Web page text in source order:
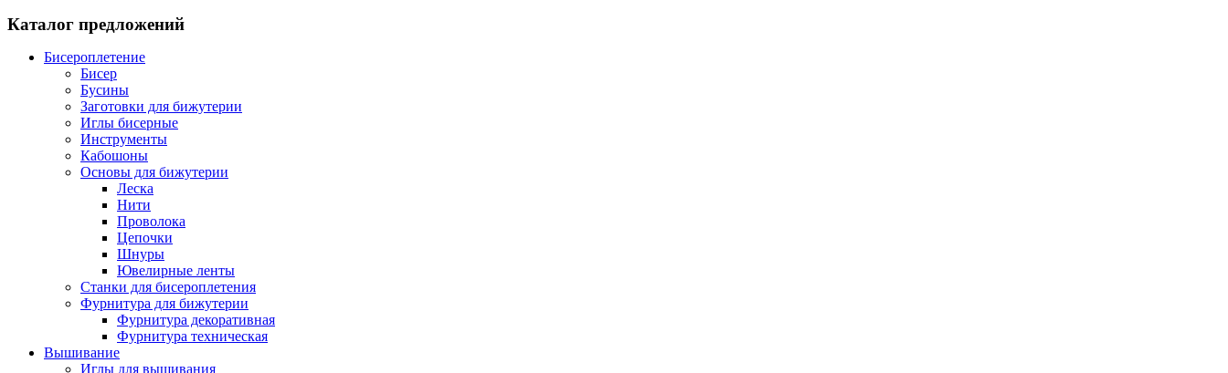
Каталог предложений
Бисероплетение
Бисер
Бусины
Заготовки для бижутерии
Иглы бисерные
Инструменты
Кабошоны
Основы для бижутерии
Леска
Нити
Проволока
Цепочки
Шнуры
Ювелирные ленты
Станки для бисероплетения
Фурнитура для бижутерии
Фурнитура декоративная
Фурнитура техническая
Вышивание
Иглы для вышивания